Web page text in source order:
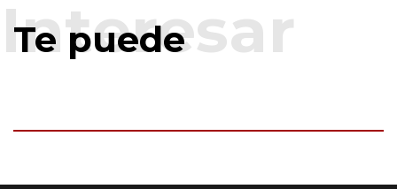
Te puede